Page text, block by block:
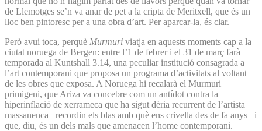
de Llemotges se’n va anar de pet a la cripta de Meritxell, que és un
lloc ben pintoresc per a una obra d’art. Per aparcar-la, és clar.
Però avui toca, perquè Murmuri viatja en aquests moments cap a la
ciutat noruega de Bergen: entre l’1 de febrer i el 31 de març farà
temporada al Kuntshall 3.14, una peculiar institució consagrada a
l’art contemporani que proposa un programa d’activitats al voltant
de les obres que exposa. A Noruega hi recalarà el Murmuri
primigeni, que Ariza va concebre com un antídot contra la
hiperinflació de xerrameca que ha sigut dèria recurrent de l’artista
massanenca –recordin els blas amb què ens crivella des de fa anys– i
que, diu, és un dels mals que amenacen l’home contemporani.